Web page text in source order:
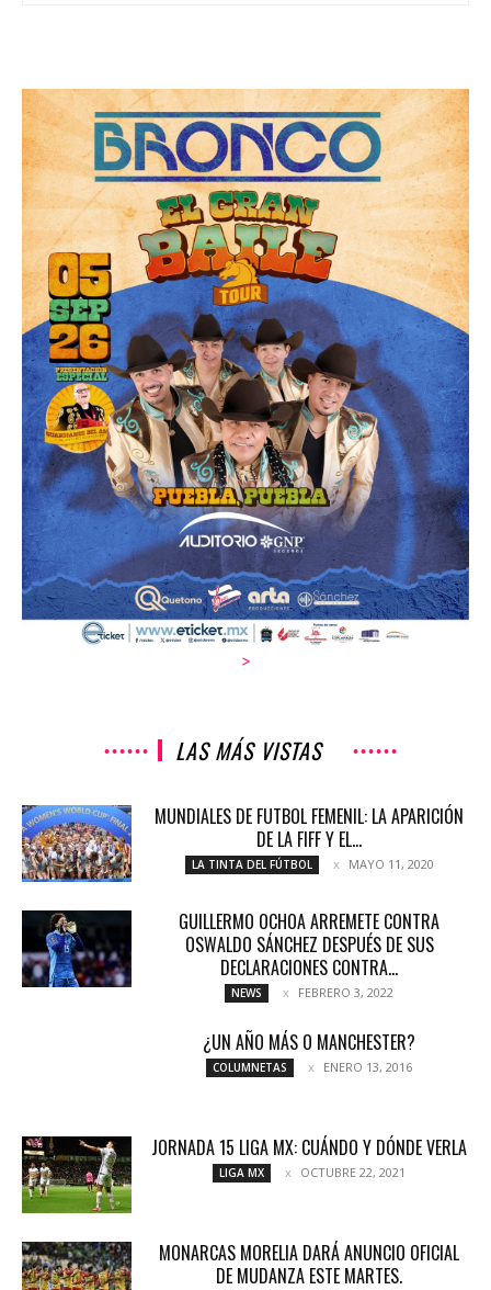
>
LAS MÁS VISTAS
MUNDIALES DE FUTBOL FEMENIL: LA APARICIÓN
DE LA FIFF Y EL...
LA TINTA DEL FÚTBOL MAYO 11, 2020
GUILLERMO OCHOA ARREMETE CONTRA
OSWALDO SÁNCHEZ DESPUÉS DE SUS
DECLARACIONES CONTRA...
NEWS FEBRERO 3, 2022
¿UN AÑO MÁS O MANCHESTER?
COLUMNETAS ENERO 13, 2016
JORNADA 15 LIGA MX: CUÁNDO Y DÓNDE VERLA
LIGA MX OCTUBRE 22, 2021
MONARCAS MORELIA DARÁ ANUNCIO OFICIAL
DE MUDANZA ESTE MARTES.